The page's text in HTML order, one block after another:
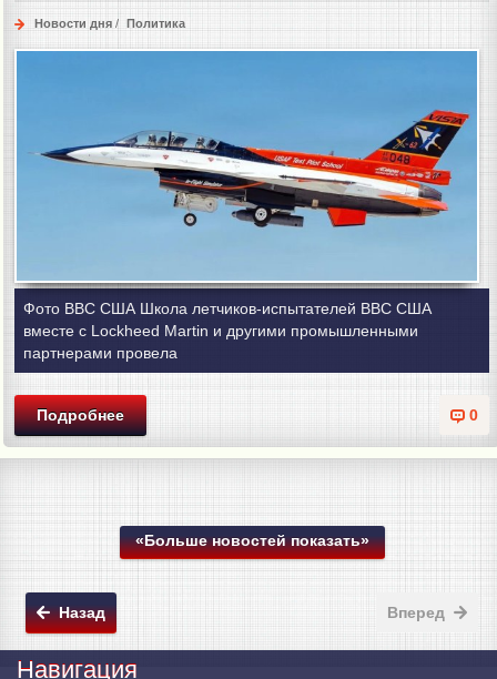
Новости дня / Политика
Фото ВВС США Школа летчиков-испытателей ВВС США
вместе с Lockheed Martin и другими промышленными
партнерами провела
0
Подробнее
«Больше новостей показать»
Вперед
Назад
Навигация